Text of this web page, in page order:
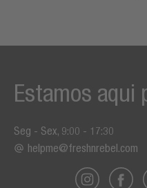
Estamos aqui
Seg - Sex, 9:00 - 17:30
helpme@freshnrebel.com